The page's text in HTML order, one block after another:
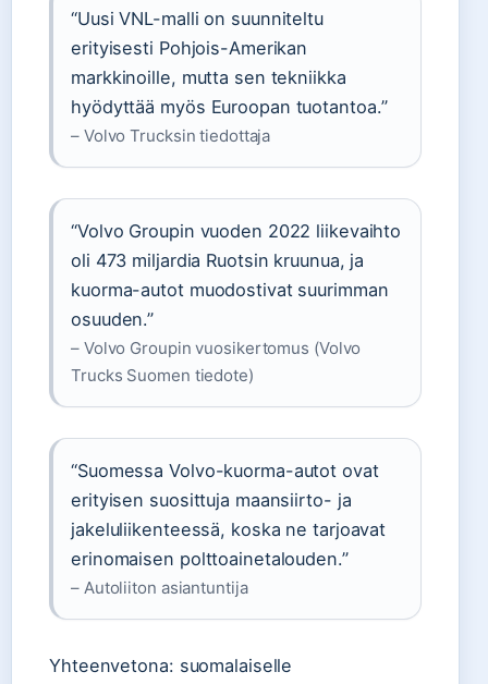
“Uusi VNL-malli on suunniteltu
erityisesti Pohjois-Amerikan
markkinoille, mutta sen tekniikka
hyödyttää myös Euroopan tuotantoa.”
– Volvo Trucksin tiedottaja
“Volvo Groupin vuoden 2022 liikevaihto
oli 473 miljardia Ruotsin kruunua, ja
kuorma-autot muodostivat suurimman
osuuden.”
– Volvo Groupin vuosikertomus (Volvo
Trucks Suomen tiedote)
“Suomessa Volvo-kuorma-autot ovat
erityisen suosittuja maansiirto- ja
jakeluliikenteessä, koska ne tarjoavat
erinomaisen polttoainetalouden.”
– Autoliiton asiantuntija
Yhteenvetona: suomalaiselle